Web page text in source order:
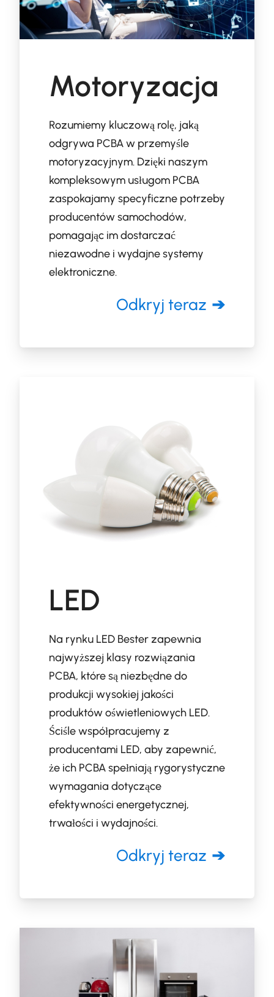
Motoryzacja
Rozumiemy kluczową rolę, jaką
odgrywa PCBA w przemyśle
motoryzacyjnym. Dzięki naszym
kompleksowym usługom PCBA
zaspokajamy specyficzne potrzeby
producentów samochodów,
pomagając im dostarczać
niezawodne i wydajne systemy
elektroniczne.
Odkryj teraz
LED
Na rynku LED Bester zapewnia
najwyższej klasy rozwiązania
PCBA, które są niezbędne do
produkcji wysokiej jakości
produktów oświetleniowych LED.
Ściśle współpracujemy z
producentami LED, aby zapewnić,
że ich PCBA spełniają rygorystyczne
wymagania dotyczące
efektywności energetycznej,
trwałości i wydajności.
Odkryj teraz